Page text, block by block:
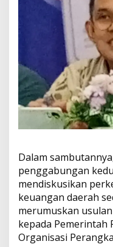
a
k
S
e
t
o
r
d
i
u
t
e
n
g
y
a
n
g
B
Dalam
penggabungan
mendiskusikan
keuangan daerah
merumuskan
kepada Pemerintah
Organisasi